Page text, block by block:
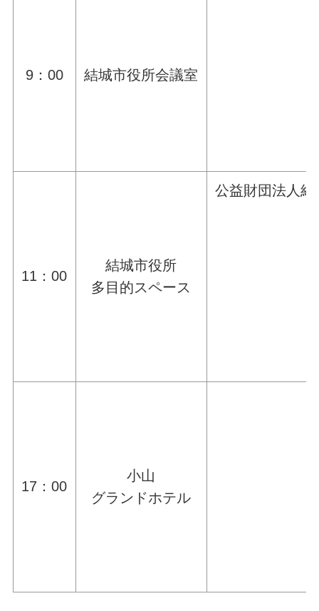
9：00 結城市役所会議室
11：00
結城市役所
多目的スペース
公益財団法人
17：00
小山
グランドホテル